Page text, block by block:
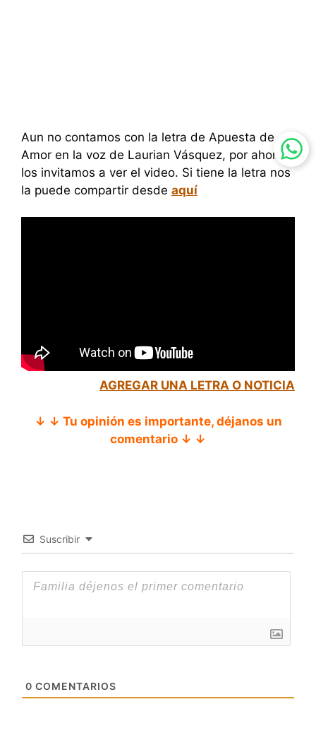
Aun no contamos con la letra de Apuesta de
Amor en la voz de Laurian Vásquez, por ahora
los invitamos a ver el video. Si tiene la letra nos
la puede compartir desde aquí
AGREGAR UNA LETRA O NOTICIA
↓ ↓ Tu opinión es importante, déjanos un
comentario ↓ ↓
Suscribir
0 COMENTARIOS